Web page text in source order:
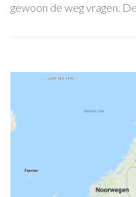
gewoon de weg vragen.